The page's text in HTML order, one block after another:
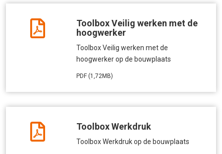
Toolbox Veilig werken met de
hoogwerker
Toolbox Veilig werken met de
hoogwerker op de bouwplaats
PDF (1,72MB)
Toolbox Werkdruk
Toolbox Werkdruk op de bouwplaats